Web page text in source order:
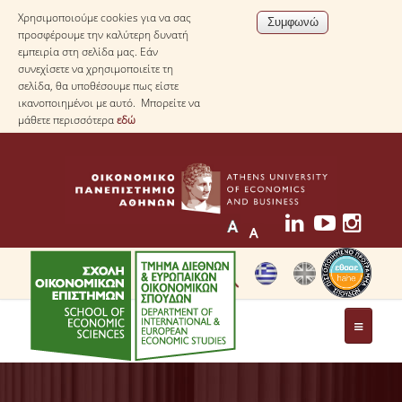
Χρησιμοποιούμε cookies για να σας
προσφέρουμε την καλύτερη δυνατή
εμπειρία στη σελίδα μας. Εάν
συνεχίσετε να χρησιμοποιείτε τη
σελίδα, θα υποθέσουμε πως είστε
ικανοποιημένοι με αυτό. Μπορείτε να
μάθετε περισσότεραεδώ
ΤΟ ΤΜΗΜΑ